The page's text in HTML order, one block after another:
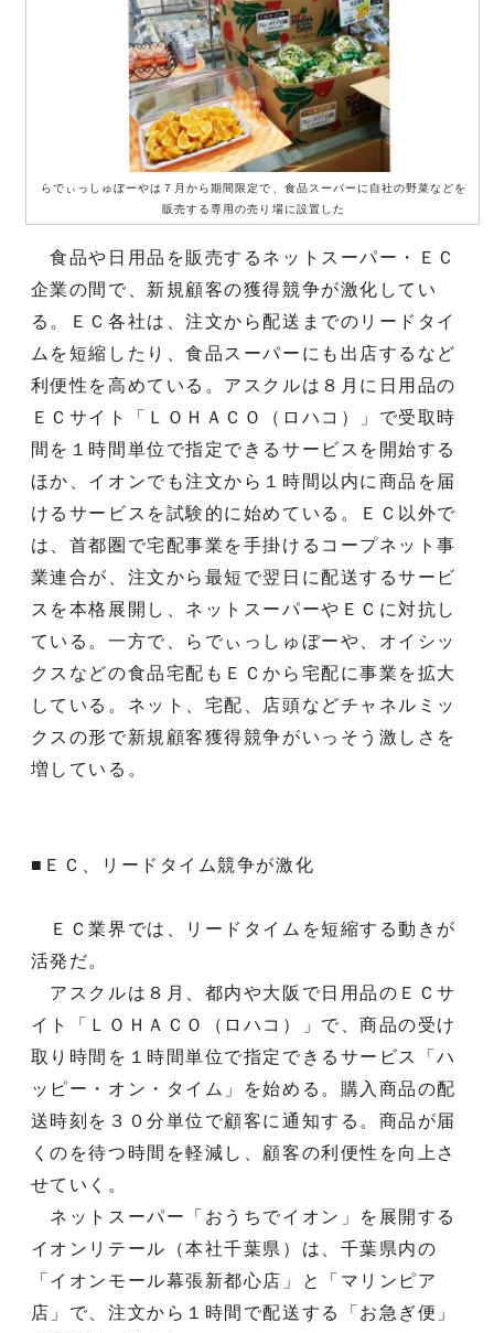
らでぃっしゅぼーやは７月から期間限定で、食品スーパーに自社の野菜などを
販売する専用の売り場に設置した
食品や日用品を販売するネットスーパー・ＥＣ
企業の間で、新規顧客の獲得競争が激化してい
る。ＥＣ各社は、注文から配送までのリードタイ
ムを短縮したり、食品スーパーにも出店するなど
利便性を高めている。アスクルは８月に日用品の
ＥＣサイト「ＬＯＨＡＣＯ（ロハコ）」で受取時
間を１時間単位で指定できるサービスを開始する
ほか、イオンでも注文から１時間以内に商品を届
けるサービスを試験的に始めている。ＥＣ以外で
は、首都圏で宅配事業を手掛けるコープネット事
業連合が、注文から最短で翌日に配送するサービ
スを本格展開し、ネットスーパーやＥＣに対抗し
ている。一方で、らでぃっしゅぼーや、オイシッ
クスなどの食品宅配もＥＣから宅配に事業を拡大
している。ネット、宅配、店頭などチャネルミッ
クスの形で新規顧客獲得競争がいっそう激しさを
増している。
■ＥＣ、リードタイム競争が激化
ＥＣ業界では、リードタイムを短縮する動きが
活発だ。
アスクルは８月、都内や大阪で日用品のＥＣサ
イト「ＬＯＨＡＣＯ（ロハコ）」で、商品の受け
取り時間を１時間単位で指定できるサービス「ハ
ッピー・オン・タイム」を始める。購入商品の配
送時刻を３０分単位で顧客に通知する。商品が届
くのを待つ時間を軽減し、顧客の利便性を向上さ
せていく。
ネットスーパー「おうちでイオン」を展開する
イオンリテール（本社千葉県）は、千葉県内の
「イオンモール幕張新都心店」と「マリンピア
店」で、注文から１時間で配送する「お急ぎ便」